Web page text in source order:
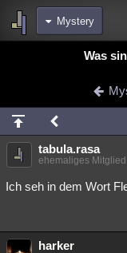
Mystery
Chat Wiki
meine Rubriken
Menschen
Spiritualität
weitere Rubriken
Was
tabula.rasa
ehemaliges Mitglied
Ich seh in dem Wort
harker